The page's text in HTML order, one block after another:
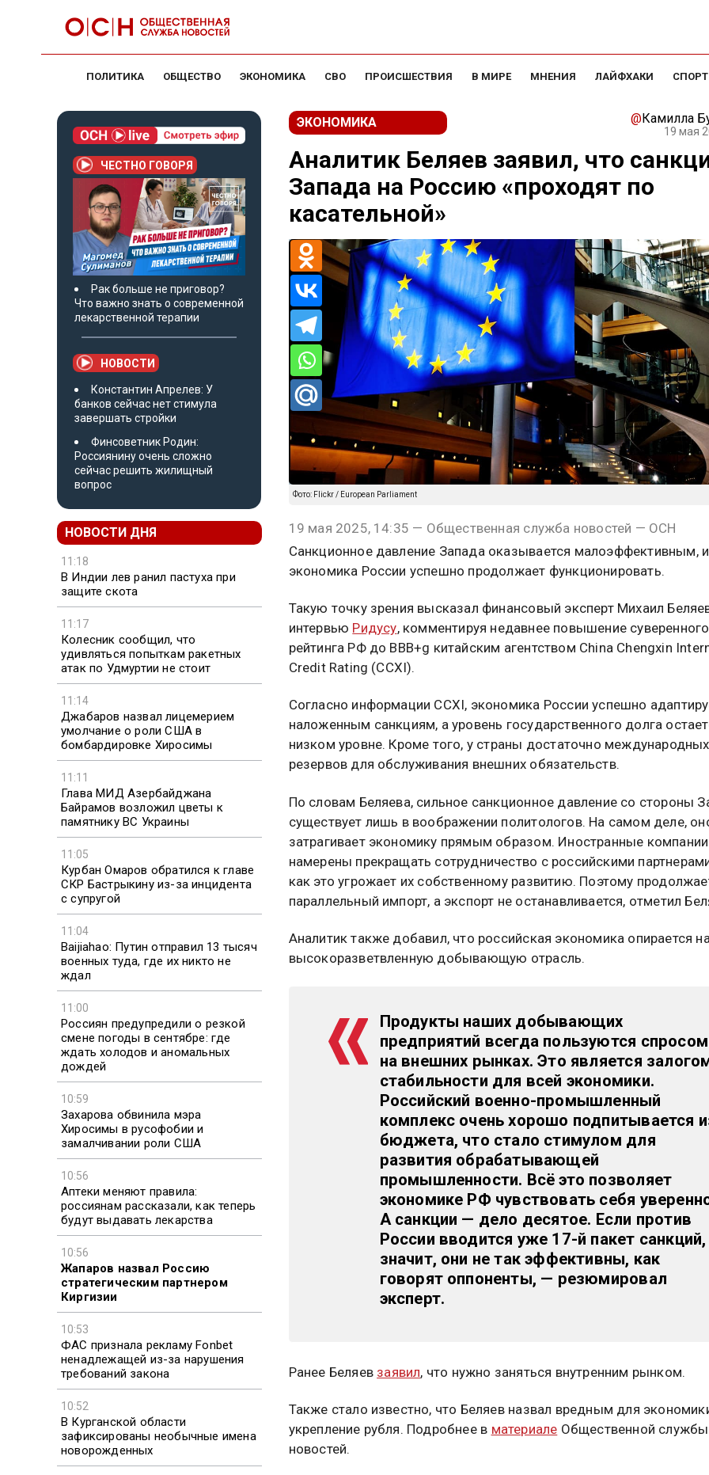
ПОЛИТИКА ОБЩЕСТВО ЭКОНОМИКА СВО ПРОИСШЕСТВИЯ В МИРЕ МНЕНИЯ ЛАЙФХАКИ СПОРТ
ЧЕСТНО ГОВОРЯ
Рак больше не приговор?
Что важно знать о современной
лекарственной терапии
НОВОСТИ
Константин Апрелев: У
банков сейчас нет стимула
завершать стройки
Финсоветник Родин:
Россиянину очень сложно
сейчас решить жилищный
вопрос
НОВОСТИ ДНЯ
11:18
В Индии лев ранил пастуха при
защите скота
11:17
Колесник сообщил, что
удивляться попыткам ракетных
атак по Удмуртии не стоит
11:14
Джабаров назвал лицемерием
умолчание о роли США в
бомбардировке Хиросимы
11:11
Глава МИД Азербайджана
Байрамов возложил цветы к
памятнику ВС Украины
11:05
Курбан Омаров обратился к главе
СКР Бастрыкину из-за инцидента
с супругой
11:04
Baijiahao: Путин отправил 13 тысяч
военных туда, где их никто не
ждал
11:00
Россиян предупредили о резкой
смене погоды в сентябре: где
ждать холодов и аномальных
дождей
10:59
Захарова обвинила мэра
Хиросимы в русофобии и
замалчивании роли США
10:56
Аптеки меняют правила:
россиянам рассказали, как теперь
будут выдавать лекарства
10:56
Жапаров назвал Россию
стратегическим партнером
Киргизии
10:53
ФАС признала рекламу Fonbet
ненадлежащей из-за нарушения
требований закона
10:52
В Курганской области
зафиксированы необычные имена
новорожденных
ЭКОНОМИКА @Камилла
19 мая
Аналитик Беляев заявил, что
Запада на Россию «проходят по
касательной»
Фото: Flickr / European Parliament
19 мая 2025, 14:35 — Общественная служба новостей — ОСН
Санкционное давление Запада оказывается малоэффективным, и
экономика России успешно продолжает функционировать.
Такую точку зрения высказал финансовый эксперт Михаил
интервью Ридусу, комментируя недавнее повышение суверенного
рейтинга РФ до BBB+g китайским агентством China Chengxin
Credit Rating (CCXI).
Согласно информации CCXI, экономика России успешно
наложенным санкциям, а уровень государственного долга
низком уровне. Кроме того, у страны достаточно международных
резервов для обслуживания внешних обязательств.
По словам Беляева, сильное санкционное давление со стороны
существует лишь в воображении политологов. На самом деле,
затрагивает экономику прямым образом. Иностранные
намерены прекращать сотрудничество с российскими
как это угрожает их собственному развитию. Поэтому
параллельный импорт, а экспорт не останавливается, отметил
Аналитик также добавил, что российская экономика опирается на
высокоразветвленную добывающую отрасль.
Продукты наших добывающих
предприятий всегда пользуются спросом
на внешних рынках. Это является
стабильности для всей экономики.
Российский военно-промышленный
комплекс очень хорошо подпитывается
бюджета, что стало стимулом для
развития обрабатывающей
промышленности. Всё это позволяет
экономике РФ чувствовать себя
А санкции — дело десятое. Если против
России вводится уже 17-й пакет санкций,
значит, они не так эффективны, как
говорят оппоненты, — резюмировал
эксперт.
Ранее Беляев заявил, что нужно заняться внутренним рынком.
Также стало известно, что Беляев назвал вредным для
укрепление рубля. Подробнее в материале Общественной службы
новостей.